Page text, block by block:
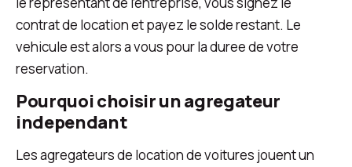
contrat de location et payez le solde restant. Le
vehicule est alors a vous pour la duree de votre
reservation.
Pourquoi choisir un agregateur
independant
Les agregateurs de location de voitures jouent un